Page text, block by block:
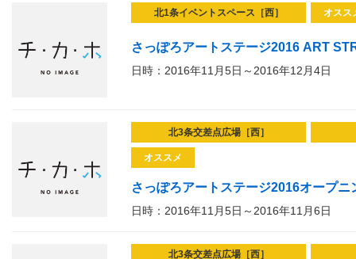
北1条イベントスペース［西］ オスス
さっぽろアートステージ2016 ART
日時：2016年11月5日～2016年12月4日
北3条交差点広場［西］
オススメ
さっぽろアートステージ2016オープ
日時：2016年11月5日～2016年11月6日
北3条交差点広場［西］